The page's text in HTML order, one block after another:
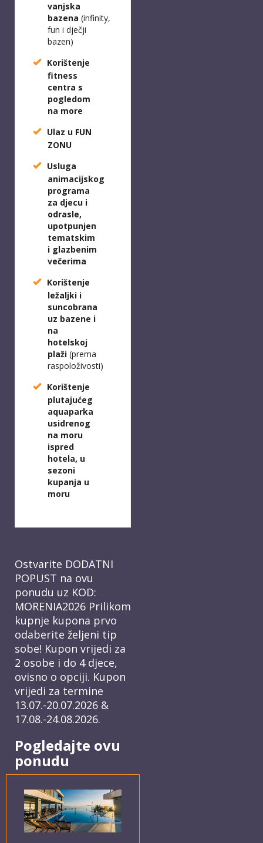
vanjska
bazena (infinity,
fun i dječji
bazen)
Korištenje
fitness
centra s
pogledom
na more
Ulaz u FUN
ZONU
Usluga
animacijskog
programa
za djecu i
odrasle,
upotpunjen
tematskim
i glazbenim
večerima
Korištenje
ležaljki i
suncobrana
uz bazene i
na
hotelskoj
plaži (prema
raspoloživosti)
Korištenje
plutajućeg
aquaparka
usidrenog
na moru
ispred
hotela, u
sezoni
kupanja u
moru
Ostvarite DODATNI
POPUST na ovu
ponudu uz KOD:
MORENIA2026 Prilikom
kupnje kupona prvo
odaberite željeni tip
sobe! Kupon vrijedi za
2 osobe i do 4 djece,
ovisno o opciji. Kupon
vrijedi za termine
13.07.-20.07.2026 &
17.08.-24.08.2026.
Pogledajte ovu
ponudu